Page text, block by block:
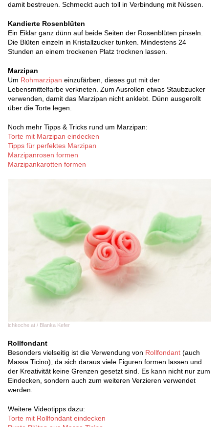
damit bestreuen. Schmeckt auch toll in Verbindung mit Nüssen.
Kandierte Rosenblüten
Ein Eiklar ganz dünn auf beide Seiten der Rosenblüten pinseln.
Die Blüten einzeln in Kristallzucker tunken. Mindestens 24
Stunden an einem trockenen Platz trocknen lassen.
Marzipan
Um Rohmarzipan einzufärben, dieses gut mit der
Lebensmittelfarbe verkneten. Zum Ausrollen etwas Staubzucker
verwenden, damit das Marzipan nicht anklebt. Dünn ausgerollt
über die Torte legen.
Noch mehr Tipps & Tricks rund um Marzipan:
Torte mit Marzipan eindecken
Tipps für perfektes Marzipan
Marzipanrosen formen
Marzipankarotten formen
ichkoche.at / Blanka Kefer
Rollfondant
Besonders vielseitig ist die Verwendung von Rollfondant (auch
Massa Ticino), da sich daraus viele Figuren formen lassen und
der Kreativität keine Grenzen gesetzt sind. Es kann nicht nur zum
Eindecken, sondern auch zum weiteren Verzieren verwendet
werden.
Weitere Videotipps dazu:
Torte mit Rollfondant eindecken